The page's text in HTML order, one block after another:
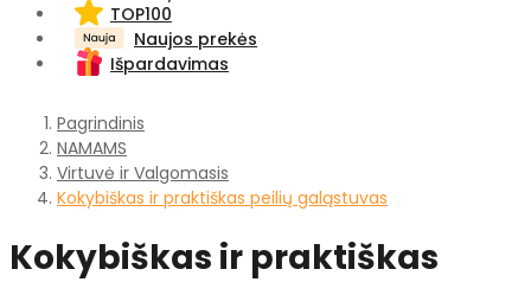
TOP100
Naujos prekės
Išpardavimas
Pagrindinis
NAMAMS
Virtuvė ir Valgomasis
Kokybiškas ir praktiškas peilių galąstuvas
Kokybiškas ir praktiškas